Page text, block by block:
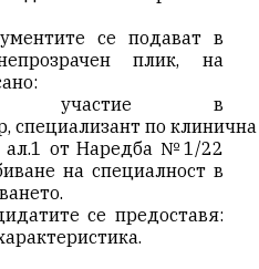
се подават в
плик, на
участие в
специализант по
ал.1 от Наредба №1/22
на специалност в
се предоставя: